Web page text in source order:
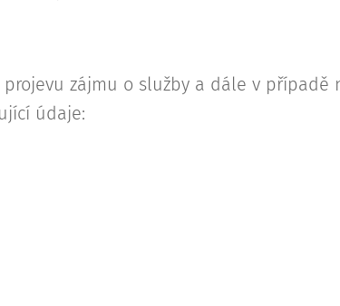
zájmu o služby a dále v případě
údaje: